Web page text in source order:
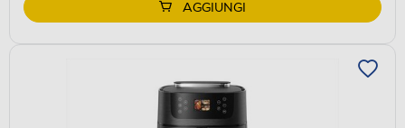
AGGIUNGI